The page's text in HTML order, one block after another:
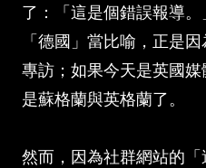
了：「這是個錯誤報導
「德國」當比喻，正是
專訪；如果今天是英國
是蘇格蘭與英格蘭了。
然而，因為社群網站的